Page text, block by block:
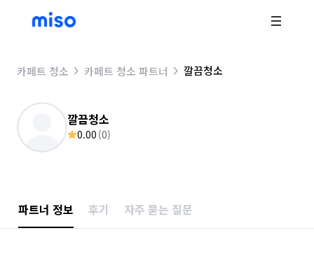
카페트 청소 카페트 청소 파트너 깔끔청소
깔끔청소
0.00 (0)
파트너 정보 후기 자주 묻는 질문